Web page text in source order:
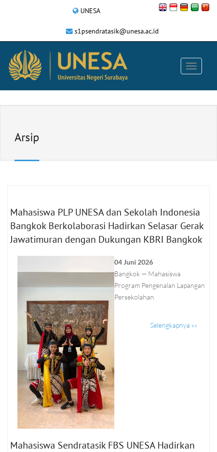
UNESA
s1psendratasik@unesa.ac.id
Arsip
Mahasiswa PLP UNESA dan Sekolah Indonesia
Bangkok Berkolaborasi Hadirkan Selasar Gerak
Jawatimuran dengan Dukungan KBRI Bangkok
04 Juni 2026
Bangkok — Mahasiswa
Program Pengenalan Lapangan
Persekolahan
Selengkapnya »»
Mahasiswa Sendratasik FBS UNESA Hadirkan